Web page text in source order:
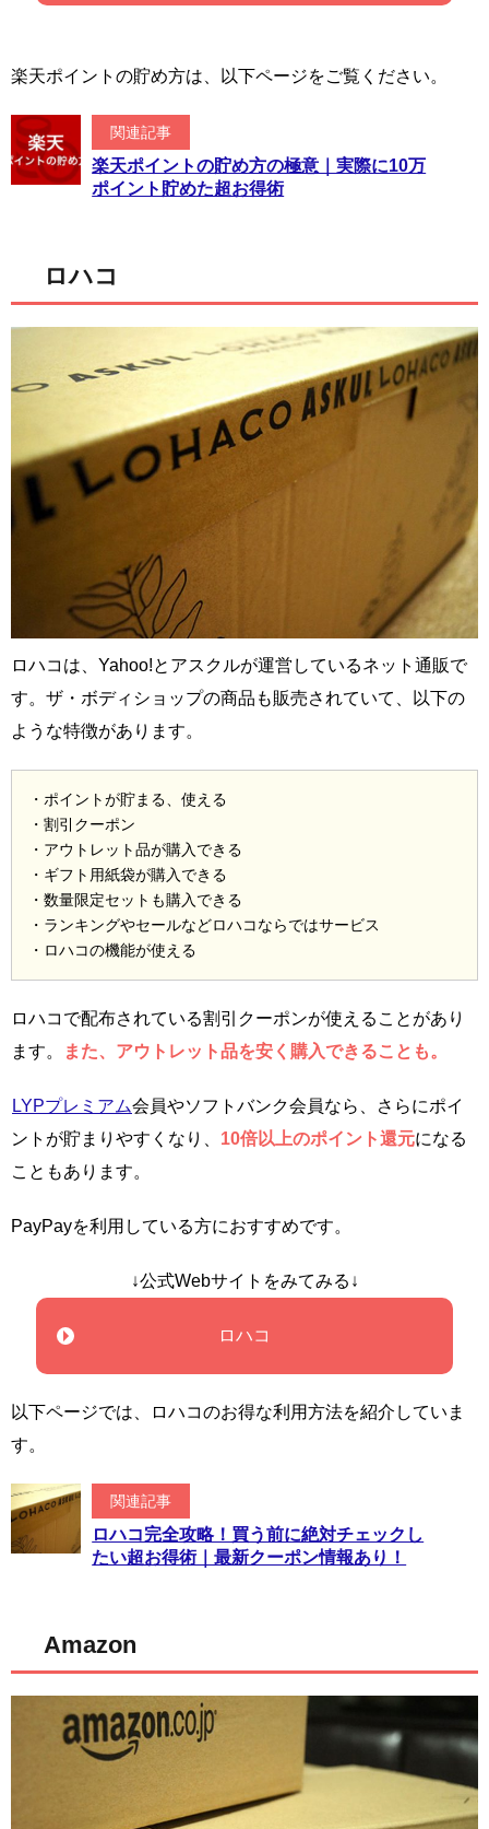
楽天ポイントの貯め方は、以下ページをご覧ください。
関連記事
楽天ポイントの貯め方の極意｜実際に10万
ポイント貯めた超お得術
ロハコ
ロハコは、Yahoo!とアスクルが運営しているネット通販で
す。ザ・ボディショップの商品も販売されていて、以下の
ような特徴があります。
・ポイントが貯まる、使える
・割引クーポン
・アウトレット品が購入できる
・ギフト用紙袋が購入できる
・数量限定セットも購入できる
・ランキングやセールなどロハコならではサービス
・ロハコの機能が使える
ロハコで配布されている割引クーポンが使えることがあり
ます。
また、アウトレット品を安く購入できることも。
LYPプレミアム会員やソフトバンク会員なら、さらにポイ
ントが貯まりやすくなり、 10倍以上のポイント還元になる
こともあります。
PayPayを利用している方におすすめです。
↓公式Webサイトをみてみる↓
ロハコ
以下ページでは、ロハコのお得な利用方法を紹介していま
す。
関連記事
ロハコ完全攻略！買う前に絶対チェックし
たい超お得術｜最新クーポン情報あり！
Amazon